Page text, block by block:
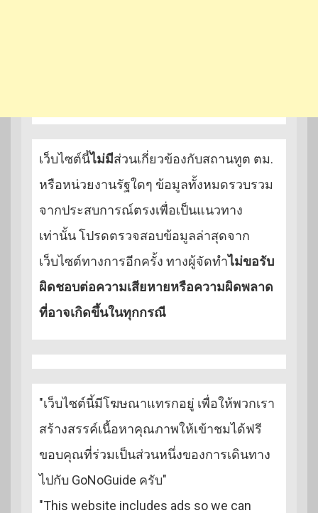
เว็บไซต์นี้ไม่มีส่วนเกี่ยวข้องกับสถานทูต ตม.
หรือหน่วยงานรัฐใดๆ ข้อมูลทั้งหมดรวบรวม
จากประสบการณ์ตรงเพื่อเป็นแนวทาง
เท่านั้น โปรดตรวจสอบข้อมูลล่าสุดจาก
เว็บไซต์ทางการอีกครั้ง ทางผู้จัดทำไม่ขอรับ
ผิดชอบต่อความเสียหายหรือความผิดพลาด
ที่อาจเกิดขึ้นในทุกกรณี
"เว็บไซต์นี้มีโฆษณาแทรกอยู่ เพื่อให้พวกเรา
สร้างสรรค์เนื้อหาคุณภาพให้เข้าชมได้ฟรี
ขอบคุณที่ร่วมเป็นส่วนหนึ่งของการเดินทาง
ไปกับ GoNoGuide ครับ"
"This website includes ads so we can